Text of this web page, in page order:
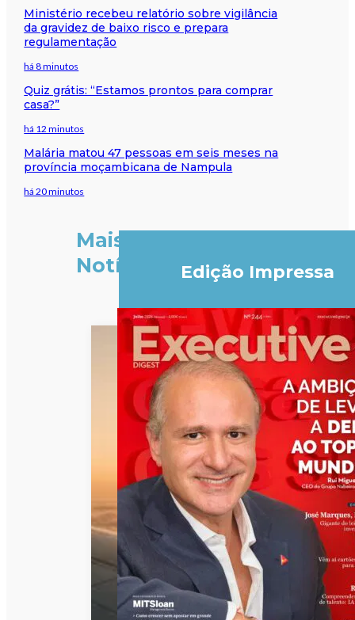
Ministério recebeu relatório sobre vigilância
da gravidez de baixo risco e prepara
regulamentação
há 8 minutos
Quiz grátis: “Estamos prontos para comprar
casa?”
há 12 minutos
Malária matou 47 pessoas em seis meses na
província moçambicana de Nampula
há 20 minutos
Mais
Notícias
Edição Impressa